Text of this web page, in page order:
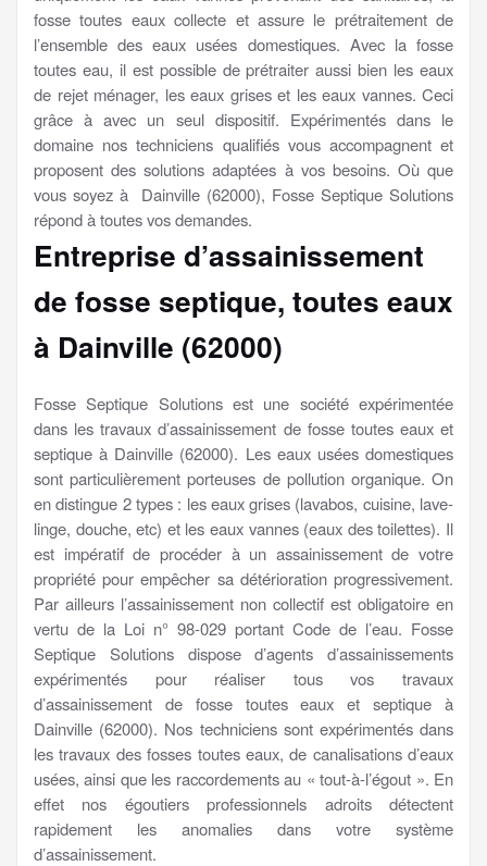
fosse toutes eaux collecte et assure le prétraitement de
l’ensemble des eaux usées domestiques. Avec la fosse
toutes eau, il est possible de prétraiter aussi bien les eaux
de rejet ménager, les eaux grises et les eaux vannes. Ceci
grâce à avec un seul dispositif. Expérimentés dans le
domaine nos techniciens qualifiés vous accompagnent et
proposent des solutions adaptées à vos besoins. Où que
vous soyez à Dainville (62000), Fosse Septique Solutions
répond à toutes vos demandes.
Entreprise d’assainissement
de fosse septique, toutes eaux
à Dainville (62000)
Fosse Septique Solutions est une société expérimentée
dans les travaux d’assainissement de fosse toutes eaux et
septique à Dainville (62000). Les eaux usées domestiques
sont particulièrement porteuses de pollution organique. On
en distingue 2 types : les eaux grises (lavabos, cuisine, lave-
linge, douche, etc) et les eaux vannes (eaux des toilettes). Il
est impératif de procéder à un assainissement de votre
propriété pour empêcher sa détérioration progressivement.
Par ailleurs l’assainissement non collectif est obligatoire en
vertu de la Loi n° 98-029 portant Code de l’eau. Fosse
Septique Solutions dispose d’agents d’assainissements
expérimentés pour réaliser tous vos travaux
d’assainissement de fosse toutes eaux et septique à
Dainville (62000). Nos techniciens sont expérimentés dans
les travaux des fosses toutes eaux, de canalisations d’eaux
usées, ainsi que les raccordements au « tout-à-l’égout ». En
effet nos égoutiers professionnels adroits détectent
rapidement les anomalies dans votre système
d’assainissement.